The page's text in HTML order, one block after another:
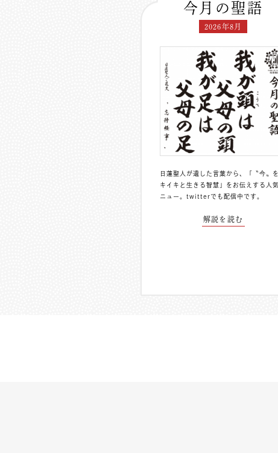
今月の聖語
2026年8月
日蓮聖人が遺した言葉から、「〝今〟
キイキと生きる智慧」をお伝えする人
ニュー。 twitterでも配信中 です。
解説を読む